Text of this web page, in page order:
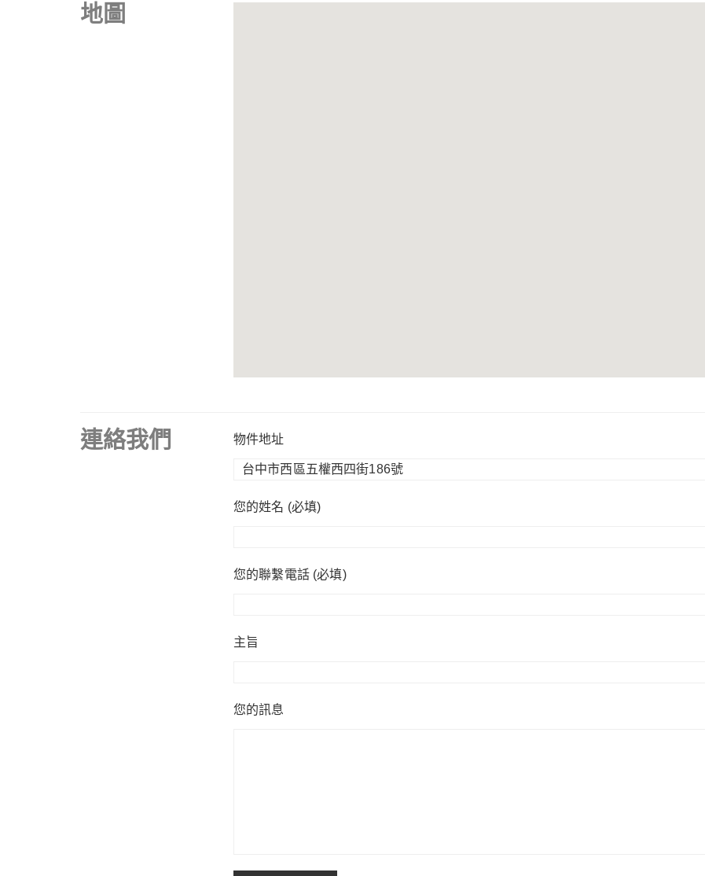
地圖
連絡我們 物件地址
您的姓名 (必填)
您的聯繫電話 (必填)
主旨
您的訊息